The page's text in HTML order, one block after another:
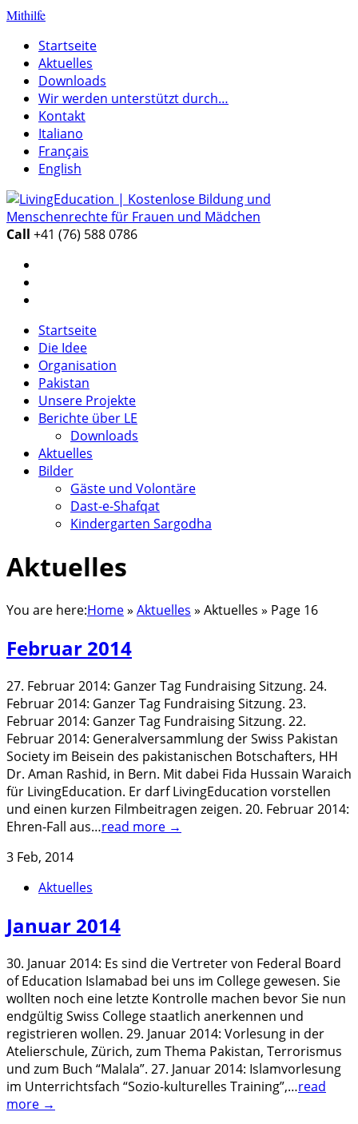
Mithilfe
Startseite
Aktuelles
Downloads
Wir werden unterstützt durch…
Kontakt
Italiano
Français
English
Call +41 (76) 588 0786
Startseite
Die Idee
Organisation
Pakistan
Unsere Projekte
Berichte über LE
Downloads
Aktuelles
Bilder
Gäste und Volontäre
Dast-e-Shafqat
Kindergarten Sargodha
Aktuelles
You are here:Home» Aktuelles » Aktuelles » Page 16
Februar 2014
27. Februar 2014: Ganzer Tag Fundraising Sitzung. 24.
Februar 2014: Ganzer Tag Fundraising Sitzung. 23.
Februar 2014: Ganzer Tag Fundraising Sitzung. 22.
Februar 2014: Generalversammlung der Swiss Pakistan
Society im Beisein des pakistanischen Botschafters, HH
Dr. Aman Rashid, in Bern. Mit dabei Fida Hussain Waraich
für LivingEducation. Er darf LivingEducation vorstellen
und einen kurzen Filmbeitragen zeigen. 20. Februar 2014:
Ehren-Fall aus…read more →
3 Feb, 2014
Aktuelles
Januar 2014
30. Januar 2014: Es sind die Vertreter von Federal Board
of Education Islamabad bei uns im College gewesen. Sie
wollten noch eine letzte Kontrolle machen bevor Sie nun
endgültig Swiss College staatlich anerkennen und
registrieren wollen. 29. Januar 2014: Vorlesung in der
Atelierschule, Zürich, zum Thema Pakistan, Terrorismus
und zum Buch “Malala”. 27. Januar 2014: Islamvorlesung
im Unterrichtsfach “Sozio-kulturelles Training”,…read
more →